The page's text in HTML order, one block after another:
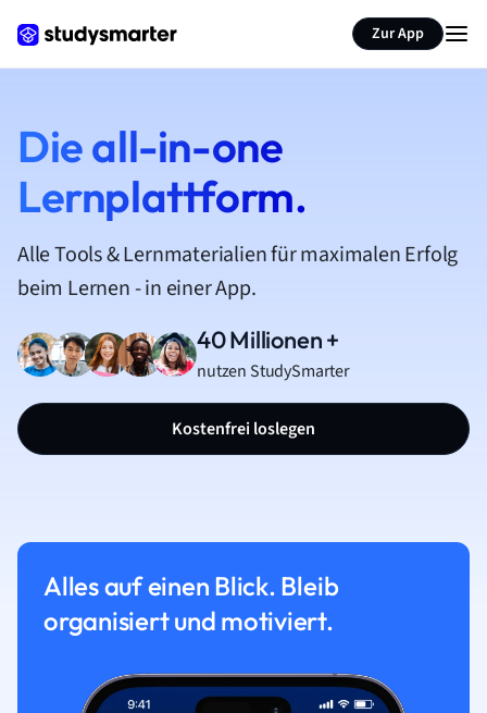
Zur App
Die all-in-one
Lernplattform.
Alle Tools & Lernmaterialien für maximalen Erfolg
beim Lernen - in einer App.
40 Millionen +
nutzen StudySmarter
Kostenfrei loslegen
Alles auf einen Blick. Bleib
organisiert und motiviert.